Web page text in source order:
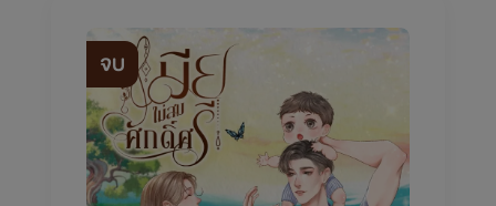
จบ